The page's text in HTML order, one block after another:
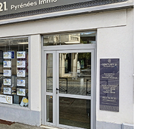
Pyrénées Immo
Mitterrand
- 31800
un message
à l'agence